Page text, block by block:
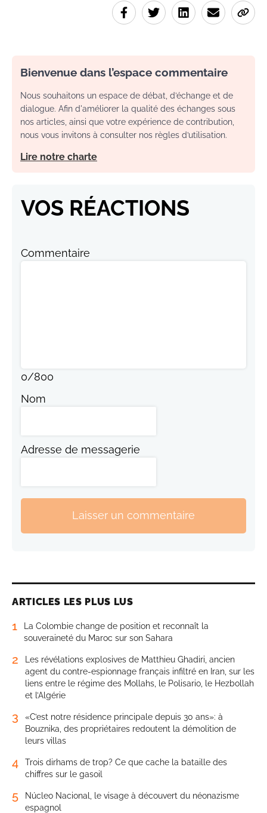
Bienvenue dans l’espace commentaire
Nous souhaitons un espace de débat, d’échange et de
dialogue. Afin d'améliorer la qualité des échanges sous
nos articles, ainsi que votre expérience de contribution,
nous vous invitons à consulter nos règles d’utilisation.
Lire notre charte
VOS RÉACTIONS
Commentaire
0/800
Nom
Adresse de messagerie
Laisser un commentaire
ARTICLES LES PLUS LUS
1
La Colombie change de position et reconnaît la
souveraineté du Maroc sur son Sahara
2
Les révélations explosives de Matthieu Ghadiri, ancien
agent du contre-espionnage français infiltré en Iran, sur les
liens entre le régime des Mollahs, le Polisario, le Hezbollah
et l’Algérie
3
«C’est notre résidence principale depuis 30 ans»: à
Bouznika, des propriétaires redoutent la démolition de
leurs villas
4
Trois dirhams de trop? Ce que cache la bataille des
chiffres sur le gasoil
5
Núcleo Nacional, le visage à découvert du néonazisme
espagnol